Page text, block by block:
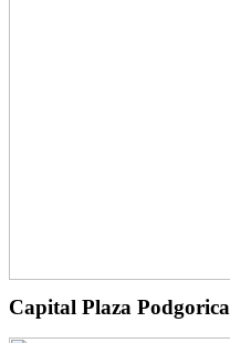
Capital Plaza Podgorica